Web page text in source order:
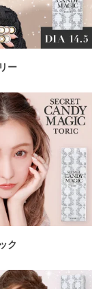
ー
ク